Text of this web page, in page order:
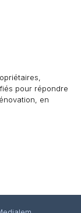
pour répondre
en